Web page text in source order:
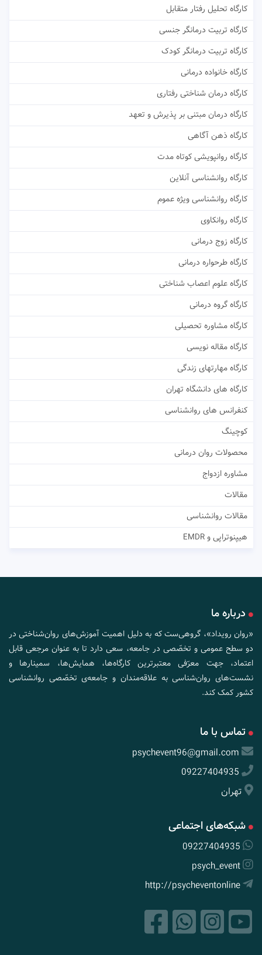
کارگاه تحلیل رفتار متقابل
کارگاه تربیت درمانگر جنسی
کارگاه تربیت درمانگر کودک
کارگاه خانواده درمانی
کارگاه درمان شناختی رفتاری
کارگاه درمان مبتنی بر پذیرش و تعهد
کارگاه ذهن آگاهی
کارگاه روانپویشی کوتاه مدت
کارگاه روانشناسی آنلاین
کارگاه روانشناسی ویژه عموم
کارگاه روانکاوی
کارگاه زوج درمانی
کارگاه طرحواره درمانی
کارگاه علوم اعصاب شناختی
کارگاه گروه درمانی
کارگاه مشاوره تحصیلی
کارگاه مقاله نویسی
کارگاه مهارتهای زندگی
کارگاه های دانشگاه تهران
کنفرانس های روانشناسی
کوچینگ
محصولات روان درمانی
مشاوره ازدواج
مقالات
مقالات روانشناسی
هیپنوتراپی و EMDR
درباره ما
«روان رویداد»، گروهی‌ست که به دلیل اهمیت آموزش‌های روان‌شناختی در
دو سطح عمومی و تخصّصی در جامعه، سعی دارد تا به عنوان مرجعی قابل
اعتماد، جهت معرّفی معتبرترین کارگاه‌ها، همایش‌ها، سمینارها و
نشست‌های روان‌شناسی به علاقه‌مندان و جامعه‌ی تخصّصی روانشناسی
کشور کمک کند.
تماس با ما
psychevent96@gmail.com
09227404935
تهران
شبکه‌های اجتماعی
09227404935
psych_event
http://psycheventonline